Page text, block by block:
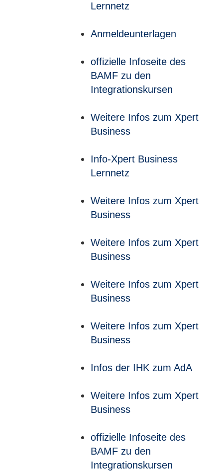
Lernnetz
Anmeldeunterlagen
offizielle Infoseite des
BAMF zu den
Integrationskursen
Weitere Infos zum Xpert
Business
Info-Xpert Business
Lernnetz
Weitere Infos zum Xpert
Business
Weitere Infos zum Xpert
Business
Weitere Infos zum Xpert
Business
Weitere Infos zum Xpert
Business
Infos der IHK zum AdA
Weitere Infos zum Xpert
Business
offizielle Infoseite des
BAMF zu den
Integrationskursen